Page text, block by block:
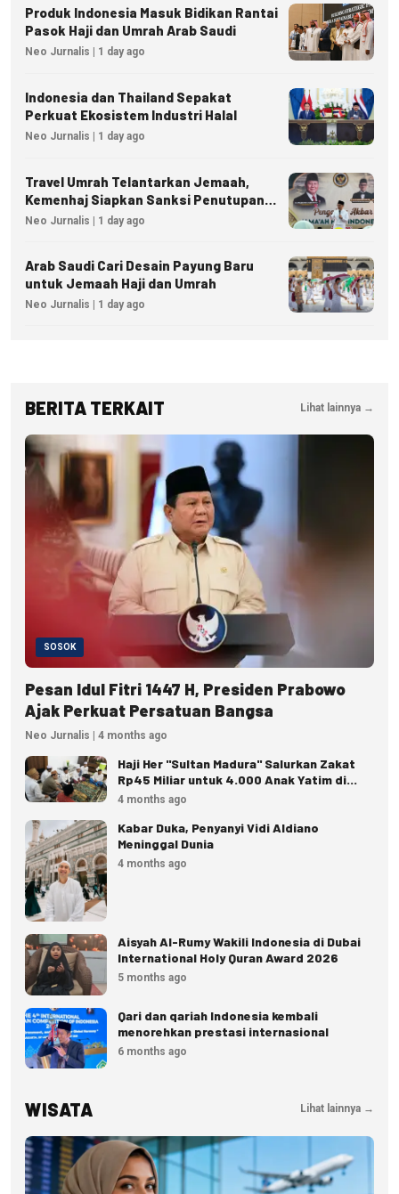
Produk Indonesia Masuk Bidikan Rantai
Pasok Haji dan Umrah Arab Saudi
Neo Jurnalis | 1 day ago
Indonesia dan Thailand Sepakat
Perkuat Ekosistem Industri Halal
Neo Jurnalis | 1 day ago
Travel Umrah Telantarkan Jemaah,
Kemenhaj Siapkan Sanksi Penutupan
Izin hingga Pidana
Neo Jurnalis | 1 day ago
Arab Saudi Cari Desain Payung Baru
untuk Jemaah Haji dan Umrah
Neo Jurnalis | 1 day ago
BERITA TERKAIT Lihat lainnya →
SOSOK
Pesan Idul Fitri 1447 H, Presiden Prabowo
Ajak Perkuat Persatuan Bangsa
Neo Jurnalis | 4 months ago
Haji Her "Sultan Madura" Salurkan Zakat
Rp45 Miliar untuk 4.000 Anak Yatim di
Pamekasan
4 months ago
Kabar Duka, Penyanyi Vidi Aldiano
Meninggal Dunia
4 months ago
Aisyah Al-Rumy Wakili Indonesia di Dubai
International Holy Quran Award 2026
5 months ago
Qari dan qariah Indonesia kembali
menorehkan prestasi internasional
6 months ago
WISATA Lihat lainnya →